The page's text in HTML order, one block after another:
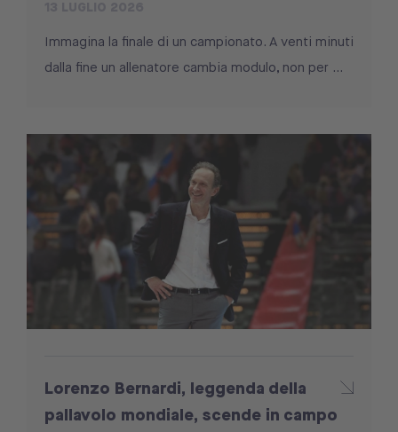
Immagina la finale di un campionato. A venti minuti
dalla fine un allenatore cambia modulo, non per ...
Lorenzo Bernardi, leggenda della
pallavolo mondiale, scende in campo